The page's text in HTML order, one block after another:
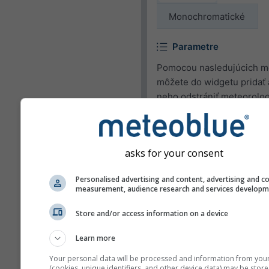
Monochromatické
Parametre
Pomocou nasledujúcich
môžete do widgetu pridať
neho odstrániť
parametre.
Piktogram
Teplota (max.)
Teplota (min.)
Index UV
asks for your consent
Personalised advertising and content, advertising and
measurement, audience research and services
Store and/or access information on a device
Learn more
Your personal data will be processed and information from